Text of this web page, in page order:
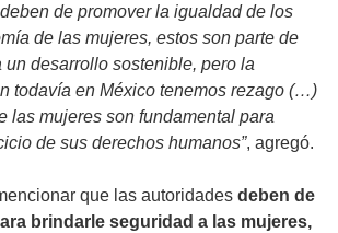
de promover la igualdad de los
de las mujeres, estos son parte de
un desarrollo sostenible, pero la
todavía en México tenemos rezago (…)
las mujeres son fundamental para
de sus derechos humanos”, agregó.
que las autoridades deben de
brindarle seguridad a las mujeres,